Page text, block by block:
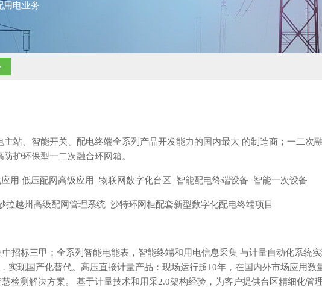
用电业务
站、智能开关、配电终端全系列产品开发能力的国内最大 的制造商；一二次
护环保型一二次融合环网箱。
用 低压配网高级应用 物联网数字化台区 智能配电终端设备 智能一次设备
越州高级配网管理系统 沙特环网柜配套新型数字化配电终端项目
招标三甲；全系列智能电能表，智能终端和用电信息采集 与计量自动化系统
实现国产化替代。高压直接计量产品：现场运行超10年，在国内外市场应用
检测解决方案。 基于计量技术和用采2.0架构经验，为客户提供台区精细化